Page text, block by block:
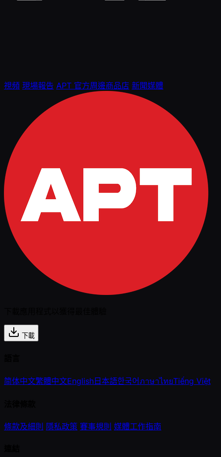
視頻 現場報告 APT 官方周邊商品店 新聞媒體
下載
简体中文繁體中文English日本語한국어ภาษาไทยTiếng Việt
條款及細則 隱私政策 賽事規則 媒體工作指南